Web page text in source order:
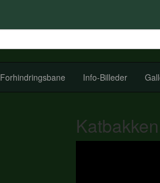
Forhindringsbane Info-Billeder